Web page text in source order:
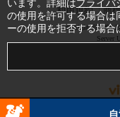
利用規約
商
Copyright © 1999-
Server
います。詳細はプライバ
の使用を許可する場合は
ーの使用を拒否する場合